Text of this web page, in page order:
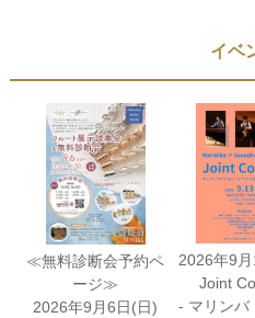
イベ
≪無料診断会予約ペ
ージ≫
2026年9月6日(日)
2026年9
Joint
- マリンバ